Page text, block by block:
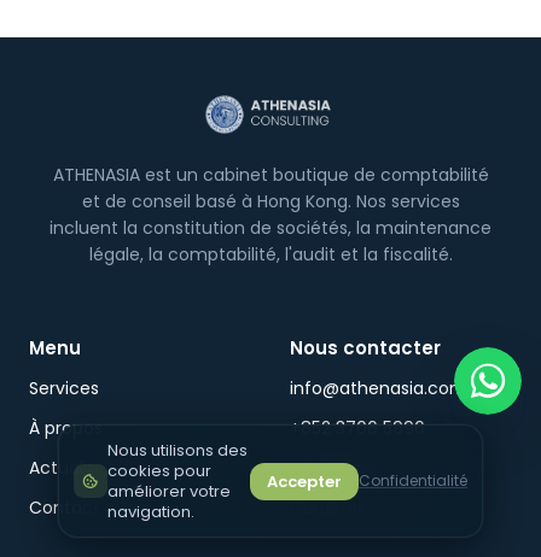
personnels.
ATHENASIA est un cabinet boutique de comptabilité
et de conseil basé à Hong Kong. Nos services
incluent la constitution de sociétés, la maintenance
légale, la comptabilité, l'audit et la fiscalité.
Menu
Services
À propos
Actualités
Contact
Nous contacter
info@athenasia.com
+852 3706 5996
WhatsApp
Carrières
Nous utilisons des
cookies pour
améliorer votre
navigation.
Accepter Confidentialité